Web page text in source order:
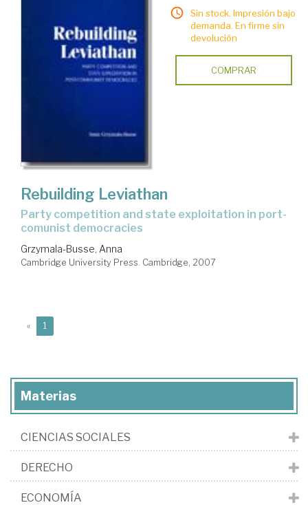
Sin stock. Impresión bajo
demanda. En firme sin
devolución
COMPRAR
Rebuilding Leviathan
party competition and state exploitation in port-
comunist democracies
Grzymala-Busse, Anna
Cambridge University Press. Cambridge, 2007
« 1
Materias
CIENCIAS SOCIALES
DERECHO
ECONOMÍA